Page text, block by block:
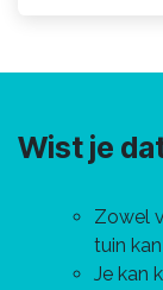
Wist je
Zowel
tuin
Je kan